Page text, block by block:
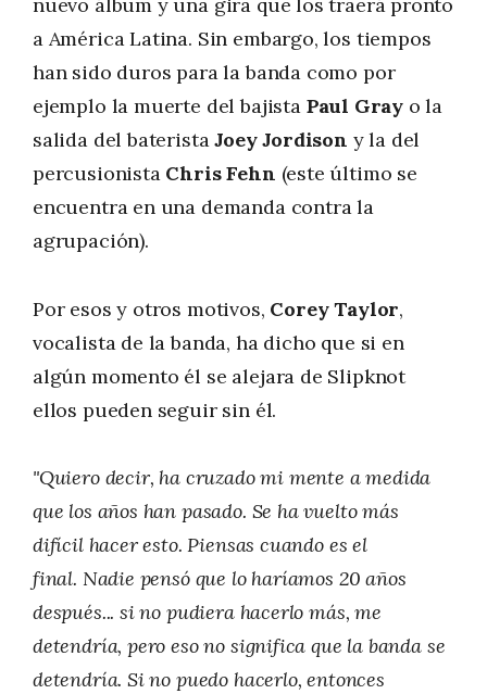
a América Latina. Sin embargo, los tiempos
han sido duros para la banda como por
ejemplo la muerte del bajista Paul Gray o la
salida del bateristaJoey Jordison y la del
percusionista Chris Fehn (este último se
encuentra en una demanda contra la
agrupación).
Por esos y otros motivos, Corey Taylor,
vocalista de la banda, ha dicho que si en
algún momento él se alejara de Slipknot
ellos pueden seguir sin él.
"Quiero decir, ha cruzado mi mente a medida
que los años han pasado. Se ha vuelto más
difícil hacer esto. Piensas cuando es el
final. Nadie pensó que lo haríamos 20 años
después... si no pudiera hacerlo más, me
detendría, pero eso no significa que la banda se
detendría. Si no puedo hacerlo, entonces